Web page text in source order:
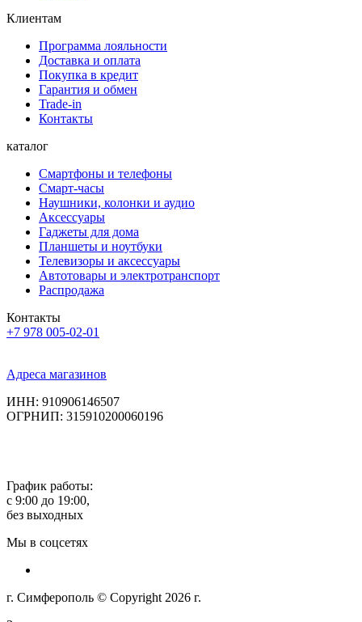
Клиентам
Программа лояльности
Доставка и оплата
Покупка в кредит
Гарантия и обмен
Trade-in
Контакты
каталог
Смартфоны и телефоны
Смарт-часы
Наушники, колонки и аудио
Аксессуары
Гаджеты для дома
Планшеты и ноутбуки
Телевизоры и аксессуары
Автотовары и электротранспорт
Распродажа
Контакты
+7 978 005-02-01
Адреса магазинов
ИНН: 910906146507
ОГРНИП: 315910200060196
График работы:
с 9:00 до 19:00,
без выходных
Мы в соцсетях
г. Симферополь © Copyright 2026 г.